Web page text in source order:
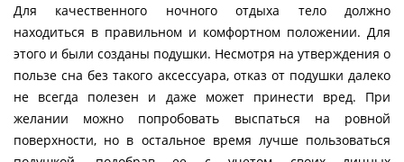
Для качественного ночного отдыха тело должно
находиться в правильном и комфортном положении. Для
этого и были созданы подушки. Несмотря на утверждения о
пользе сна без такого аксессуара, отказ от подушки далеко
не всегда полезен и даже может принести вред. При
желании можно попробовать выспаться на ровной
поверхности, но в остальное время лучше пользоваться